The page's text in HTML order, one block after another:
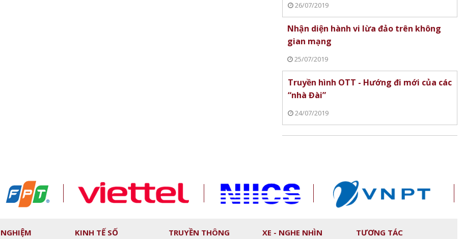
26/07/2019
Nhận diện hành vi lừa đảo trên không
gian mạng
25/07/2019
Truyền hình OTT - Hướng đi mới của các
“nhà Đài”
24/07/2019
KINH TẾ SỐ
TRUYỀN THÔNG
XE - NGHE NHÌN
TƯƠNG TÁC